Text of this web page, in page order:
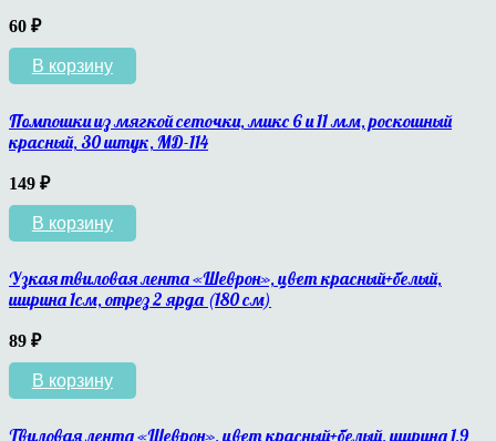
60 ₽
В корзину
Помпошки из мягкой сеточки, микс 6 и 11 мм, роскошный
красный, 30 штук, МД-114
149 ₽
В корзину
Узкая твиловая лента «Шеврон», цвет красный+белый,
ширина 1см, отрез 2 ярда (180 см)
89 ₽
В корзину
Твиловая лента «Шеврон», цвет красный+белый, ширина 1,9